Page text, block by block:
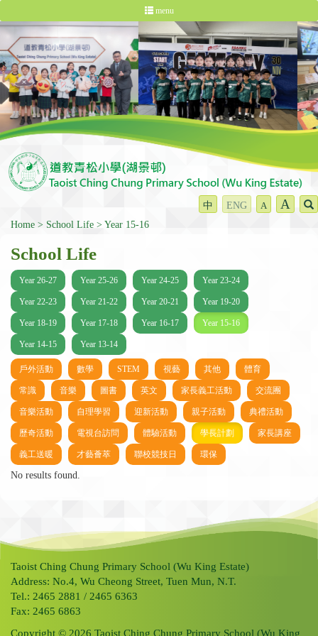
menu
中 ENG A A
Home School Life Year 15-16
School Life
Year 26-27 Year 25-26 Year 24-25 Year 23-24
Year 22-23 Year 21-22 Year 20-21 Year 19-20
Year 18-19 Year 17-18 Year 16-17 Year 15-16
Year 14-15 Year 13-14
戶外活動 數學 STEM 視藝 其他 體育
常識 音樂 圖書 英文 家長義工活動 交流團
音樂活動 自理學習 迎新活動 親子活動 典禮活動
歷奇活動 電視台訪問 體驗活動 學長計劃 家長講座
義工送暖 才藝薈萃 聯校競技日 環保
No results found.
Taoist Ching Chung Primary School (Wu King Estate)
Address: No.4, Wu Cheong Street, Tuen Mun, N.T.
Tel.: 2465 2881 / 2465 6363
Fax: 2465 6863
Copyright © 2026 Taoist Ching Chung Primary School (Wu King